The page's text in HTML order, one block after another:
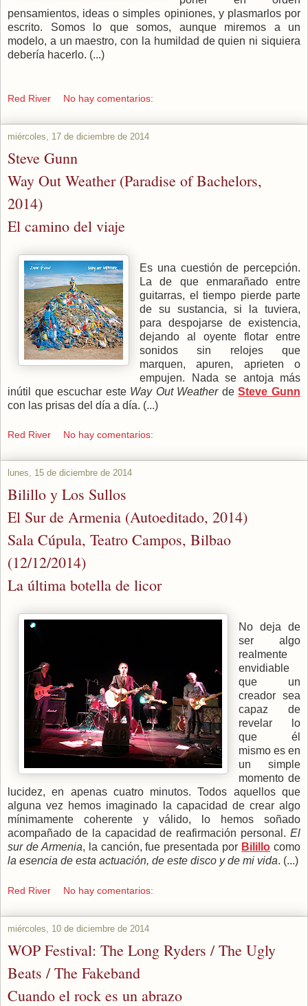
pensamientos, ideas o simples opiniones, y plasmarlos por
escrito. Somos lo que somos, aunque miremos a un
modelo, a un maestro, con la humildad de quien ni siquiera
debería hacerlo. (...)
Red River No hay comentarios:
miércoles, 17 de diciembre de 2014
Steve Gunn
Way Out Weather (Paradise of Bachelors,
2014)
El camino del viaje
Es una cuestión de percepción.
La de que enmarañado entre
guitarras, el tiempo pierde parte
de su sustancia, si la tuviera,
para despojarse de existencia,
dejando al oyente flotar entre
sonidos sin relojes que
marquen, apuren, aprieten o
empujen. Nada se antoja más
inútil que escuchar este Way Out WeatherdeSteve Gunn
con las prisas del día a día. (...)
Red River No hay comentarios:
lunes, 15 de diciembre de 2014
Bilillo y Los Sullos
El Sur de Armenia (Autoeditado, 2014)
Sala Cúpula, Teatro Campos, Bilbao
(12/12/2014)
La última botella de licor
No deja de
ser algo
realmente
envidiable
que un
creador sea
capaz de
revelar lo
que él
mismo es en
un simple
momento de
lucidez, en apenas cuatro minutos. Todos aquellos que
alguna vez hemos imaginado la capacidad de crear algo
mínimamente coherente y válido, lo hemos soñado
acompañado de la capacidad de reafirmación personal. El
sur de Armenia, la canción, fue presentada por Bilillo como
la esencia de esta actuación, de este disco y de mi vida. (...)
Red River No hay comentarios:
miércoles, 10 de diciembre de 2014
WOP Festival: The Long Ryders / The Ugly
Beats / The Fakeband
Cuando el rock es un abrazo